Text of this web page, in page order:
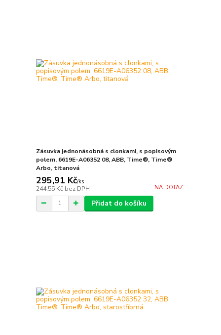
Zásuvka jednonásobná s clonkami, s popisovým
polem, 6619E-A06352 08, ABB, Time®, Time®
Arbo, titanová
295,91 Kč/ks
244,55 Kč bez DPH NA DOTAZ
Přidat do košíku